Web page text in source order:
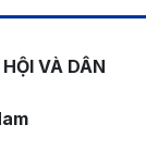
VÀ DÂN